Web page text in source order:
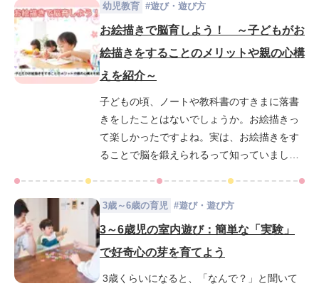
幼児教育 #遊び・遊び方
お絵描きで脳育しよう！ ～子どもがお
絵描きをすることのメリットや親の心構
えを紹介～
子どもの頃、ノートや教科書のすきまに落書
きをしたことはないでしょうか。お絵描きっ
て楽しかったですよね。実は、お絵描きをす
ることで脳を鍛えられるって知っていました
お父さん、お母さんもお子さまと一緒に脳ト
レしましょう！
3歳～6歳の育児 #遊び・遊び方
3～6歳児の室内遊び：簡単な「実験」
で好奇心の芽を育てよう
3歳くらいになると、「なんで？」と聞いて